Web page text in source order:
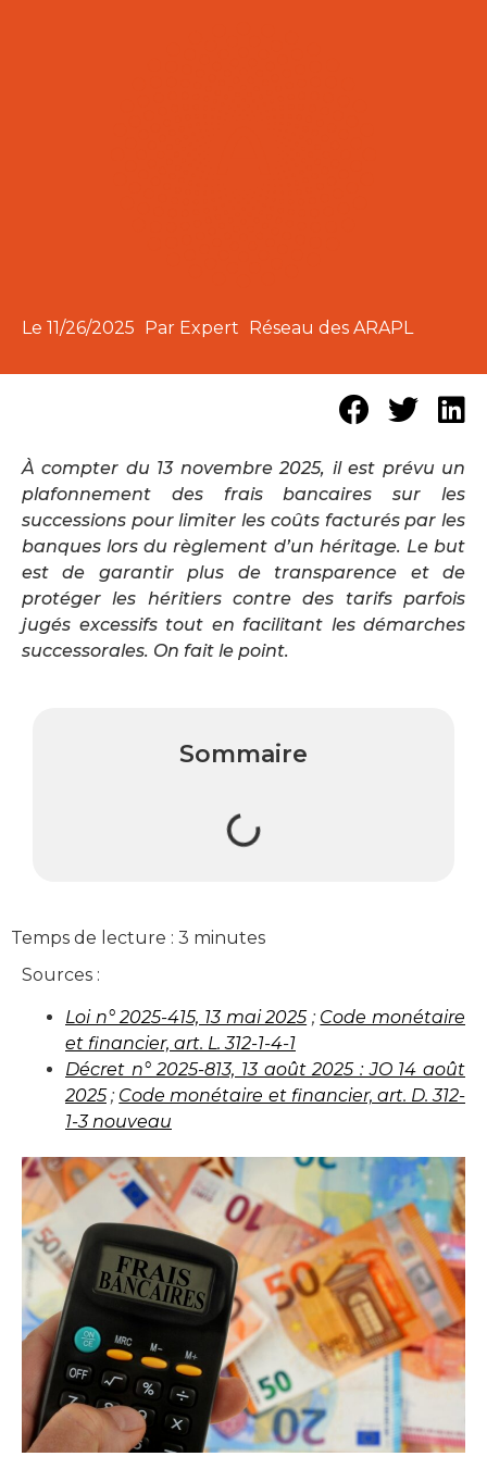
Le 11/26/2025 Par Expert Réseau des ARAPL
À compter du 13 novembre 2025, il est prévu un
plafonnement des frais bancaires sur les
successions pour limiter les coûts facturés par les
banques lors du règlement d’un héritage. Le but
est de garantir plus de transparence et de
protéger les héritiers contre des tarifs parfois
jugés excessifs tout en facilitant les démarches
successorales. On fait le point.
Sommaire
Temps de lecture : 3 minutes
Sources :
Loi n° 2025-415, 13 mai 2025; Code monétaire
et financier, art. L. 312-1-4-1
Décret n° 2025-813, 13 août 2025 : JO 14 août
2025; Code monétaire et financier, art. D. 312-
1-3 nouveau